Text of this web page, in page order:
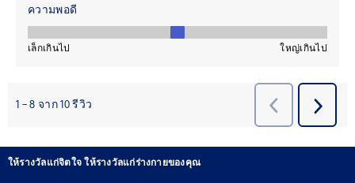
ให้รางวัลแก่จิตใจ ให้รางวัลแก่ร่างกายของคุณ